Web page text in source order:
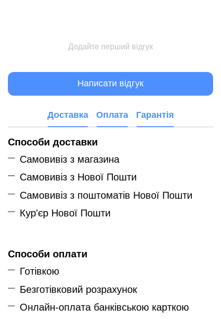
Додайте перший відгук
Написати відгук
Доставка Оплата Гарантія
Способи доставки
Самовивіз з магазина
Самовивіз з Нової Пошти
Самовивіз з поштоматів Нової Пошти
Кур'єр Нової Пошти
Способи оплати
Готівкою
Безготівковий розрахунок
Онлайн-оплата банківською карткою